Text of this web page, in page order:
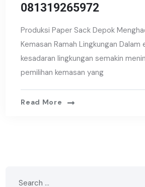
081319265972
Produksi Paper Sack Depok
Kemasan Ramah Lingkungan Dalam
kesadaran lingkungan semakin
pemilihan kemasan yang
Read More